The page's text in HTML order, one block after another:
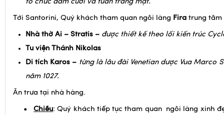
tổ chức đám cưới và tuần trăng mật.
Tới Santorini, Quý khách tham quan ngôi làng Fira trung tâm
Nhà thờ Ai – Stratis – được thiết kế theo lối kiến trúc
Tu viện Thánh Nikolas
Di tích Karos – từng là lâu đài Venetian dược Vua Marco
năm 1027.
Ăn trưa tại nhà hàng.
•Chiều: Quý khách tiếp tục tham quan ngôi làng xinh